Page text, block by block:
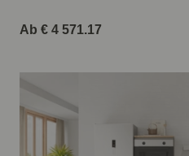
Ab € 4 571.17